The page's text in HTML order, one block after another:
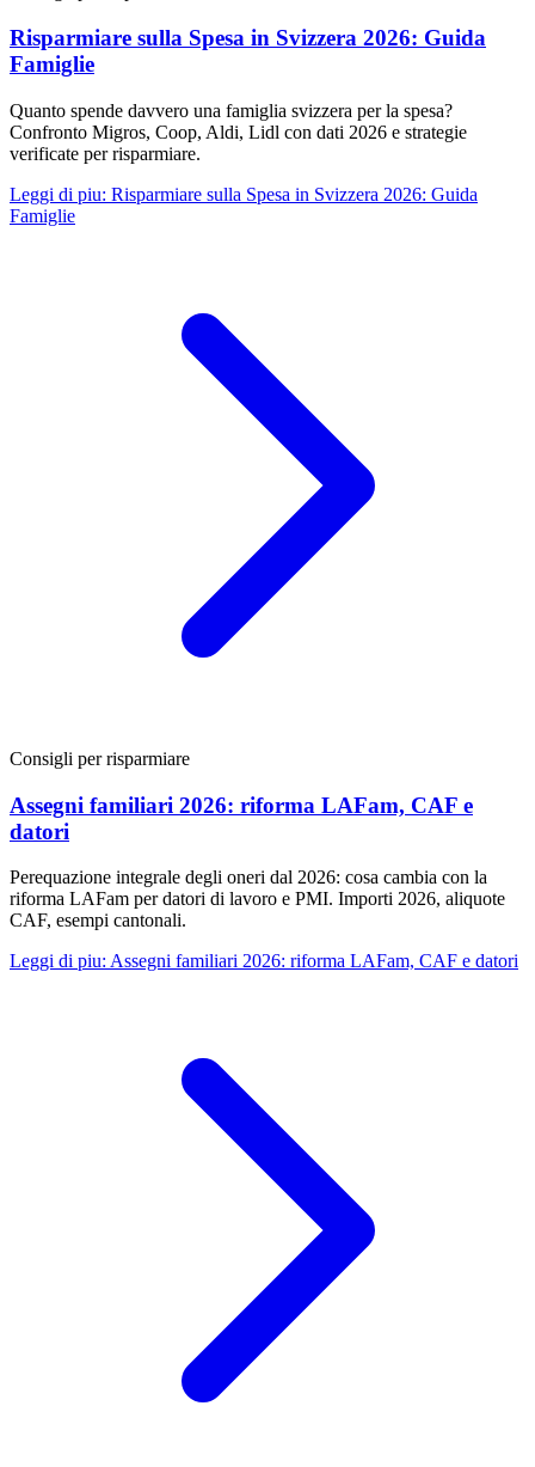
Risparmiare sulla Spesa in Svizzera 2026: Guida
Famiglie
Quanto spende davvero una famiglia svizzera per la spesa?
Confronto Migros, Coop, Aldi, Lidl con dati 2026 e strategie
verificate per risparmiare.
Leggi di piu: Risparmiare sulla Spesa in Svizzera 2026: Guida
Famiglie
Consigli per risparmiare
Assegni familiari 2026: riforma LAFam, CAF e
datori
Perequazione integrale degli oneri dal 2026: cosa cambia con la
riforma LAFam per datori di lavoro e PMI. Importi 2026, aliquote
CAF, esempi cantonali.
Leggi di piu: Assegni familiari 2026: riforma LAFam, CAF e datori